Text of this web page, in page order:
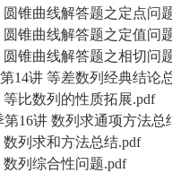
锥曲线解答题之定点问
锥曲线解答题之定值问
锥曲线解答题之相切问
讲 等差数列经典结论
比数列的性质拓展.pdf
讲 数列求通项方法总结
列求和方法总结.pdf
列综合性问题.pdf